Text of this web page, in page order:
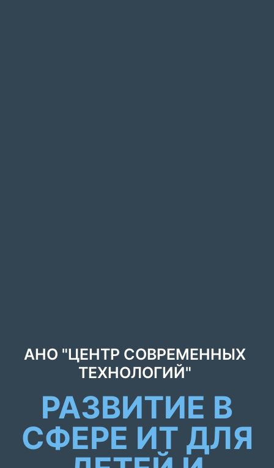
АНО "ЦЕНТР СОВРЕМЕННЫХ
ТЕХНОЛОГИЙ"
РАЗВИТИЕ В
СФЕРЕ ИТ ДЛЯ